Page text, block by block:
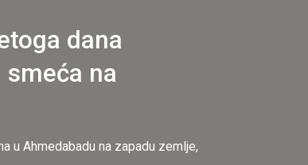
dana
na
u Ahmedabadu na zapadu zemlje,